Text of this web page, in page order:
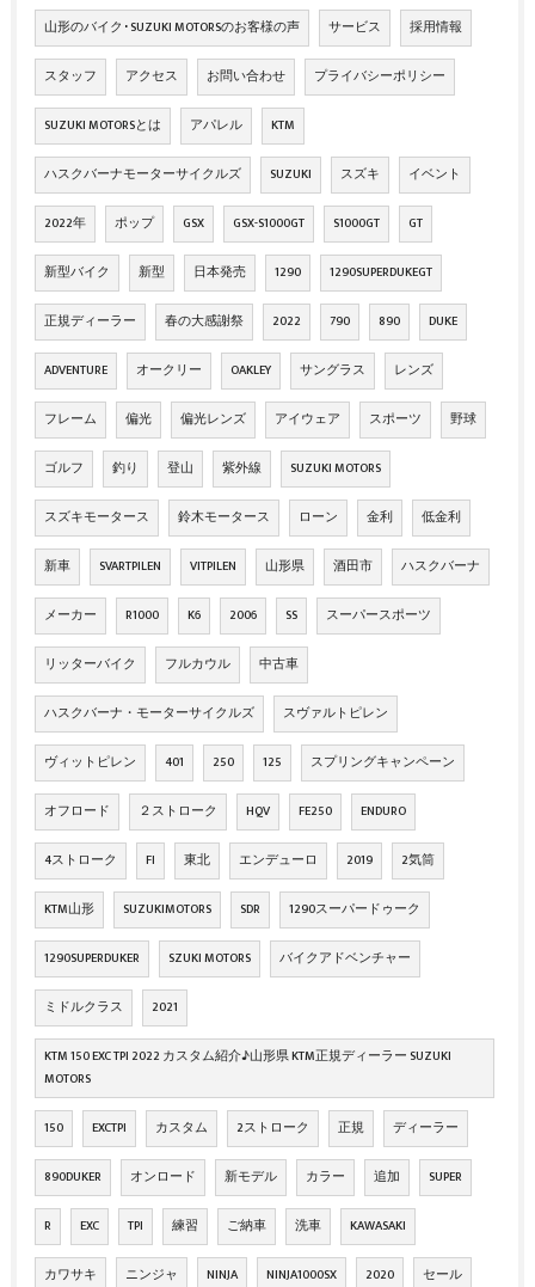
山形のバイク･SUZUKI MOTORSのお客様の声 サービス 採用情報
スタッフ アクセス お問い合わせ プライバシーポリシー
SUZUKI MOTORSとは アパレル KTM
ハスクバーナモーターサイクルズ SUZUKI スズキ イベント
2022年 ポップ GSX GSX-S1000GT S1000GT GT
新型バイク 新型 日本発売 1290 1290SUPERDUKEGT
正規ディーラー 春の大感謝祭 2022 790 890 DUKE
ADVENTURE オークリー OAKLEY サングラス レンズ
フレーム 偏光 偏光レンズ アイウェア スポーツ 野球
ゴルフ 釣り 登山 紫外線 SUZUKI MOTORS
スズキモータース 鈴木モータース ローン 金利 低金利
新車 SVARTPILEN VITPILEN 山形県 酒田市 ハスクバーナ
メーカー R1000 K6 2006 SS スーパースポーツ
リッターバイク フルカウル 中古車
ハスクバーナ・モーターサイクルズ スヴァルトピレン
ヴィットピレン 401 250 125 スプリングキャンペーン
オフロード ２ストローク HQV FE250 ENDURO
4ストローク FI 東北 エンデューロ 2019 2気筒
KTM山形 SUZUKIMOTORS SDR 1290スーパードゥーク
1290SUPERDUKER SZUKI MOTORS バイクアドベンチャー
ミドルクラス 2021
KTM 150 EXC TPI 2022 カスタム紹介♪山形県 KTM正規ディーラー SUZUKI
MOTORS
150 EXCTPI カスタム 2ストローク 正規 ディーラー
890DUKER オンロード 新モデル カラー 追加 SUPER
R EXC TPI 練習 ご納車 洗車 KAWASAKI
カワサキ ニンジャ NINJA NINJA1000SX 2020 セール